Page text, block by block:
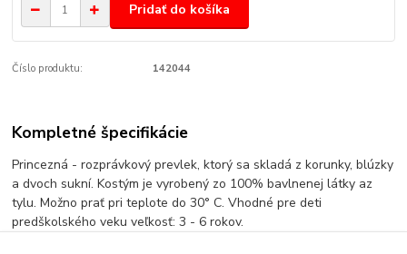
Pridať do košíka
Číslo produktu: 142044
Kompletné špecifikácie
Princezná - rozprávkový prevlek, ktorý sa skladá z korunky, blúzky
a dvoch sukní. Kostým je vyrobený zo 100% bavlnenej látky az
tylu. Možno prať pri teplote do 30° C. Vhodné pre deti
predškolského veku veľkosť: 3 - 6 rokov.